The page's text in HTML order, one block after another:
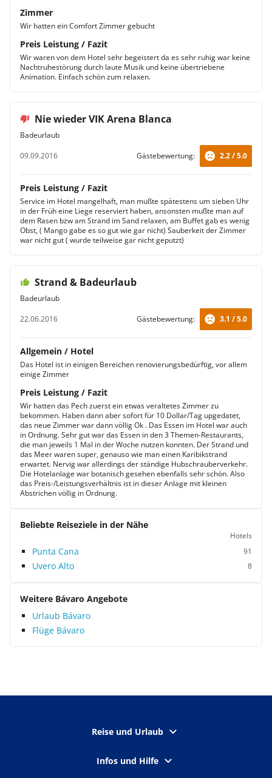
Zimmer
Wir hatten ein Comfort Zimmer gebucht
Preis Leistung / Fazit
Wir waren von dem Hotel sehr begeistert da es sehr ruhig war keine
Nachtruhestörung durch laute Musik und keine übertriebene
Animation. Einfach schön zum relaxen.
Nie wieder VIK Arena Blanca
Badeurlaub
09.09.2016
Gästebewertung: 2.2 / 5.0
Preis Leistung / Fazit
Service im Hotel mangelhaft, man mußte spätestens um sieben Uhr
in der Früh eine Liege reserviert haben, ansonsten mußte man auf
dem Rasen bzw am Strand im Sand relaxen, am Buffet gab es wenig
Obst, ( Mango gabe es so gut wie gar nicht) Sauberkeit der Zimmer
war nicht gut ( wurde teilweise gar nicht geputzt)
Strand & Badeurlaub
Badeurlaub
22.06.2016
Gästebewertung: 3.1 / 5.0
Allgemein / Hotel
Das Hotel ist in einigen Bereichen renovierungsbedürftig, vor allem
einige Zimmer
Preis Leistung / Fazit
Wir hatten das Pech zuerst ein etwas veraltetes Zimmer zu
bekommen. Haben dann aber sofort für 10 Dollar/Tag upgedatet,
das neue Zimmer war dann völlig Ok . Das Essen im Hotel war auch
in Ordnung. Sehr gut war das Essen in den 3 Themen-Restaurants,
die man jeweils 1 Mal in der Woche nutzen konnten. Der Strand und
das Meer waren super, genauso wie man einen Karibikstrand
erwartet. Nervig war allerdings der ständige Hubschrauberverkehr.
Die Hotelanlage war botanisch gesehen ebenfalls sehr schön. Also
das Preis-/Leistungsverhältnis ist in dieser Anlage mit kleinen
Abstrichen völlig in Ordnung.
Beliebte Reiseziele in der Nähe
Hotels
Punta Cana 91
Uvero Alto 8
Weitere Bávaro Angebote
Urlaub Bávaro
Flüge Bávaro
Reise und Urlaub
Infos und Hilfe